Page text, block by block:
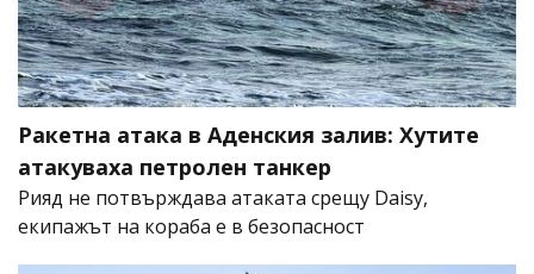
Ракетна атака в Аденския залив: Хутите
атакуваха петролен танкер
Рияд не потвърждава атаката срещу Daisy,
екипажът на кораба е в безопасност